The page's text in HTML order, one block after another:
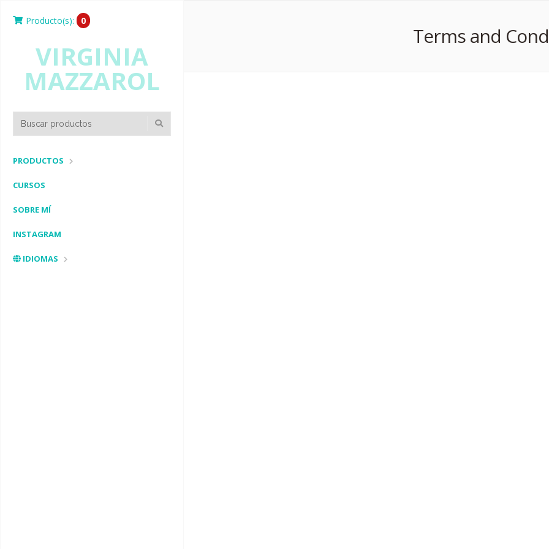
Producto(s): 0
VIRGINIA
MAZZAROL
PRODUCTOS
CURSOS
SOBRE MÍ
INSTAGRAM
IDIOMAS
Terms and